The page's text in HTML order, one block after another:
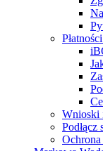
Wnioski
Podłącz